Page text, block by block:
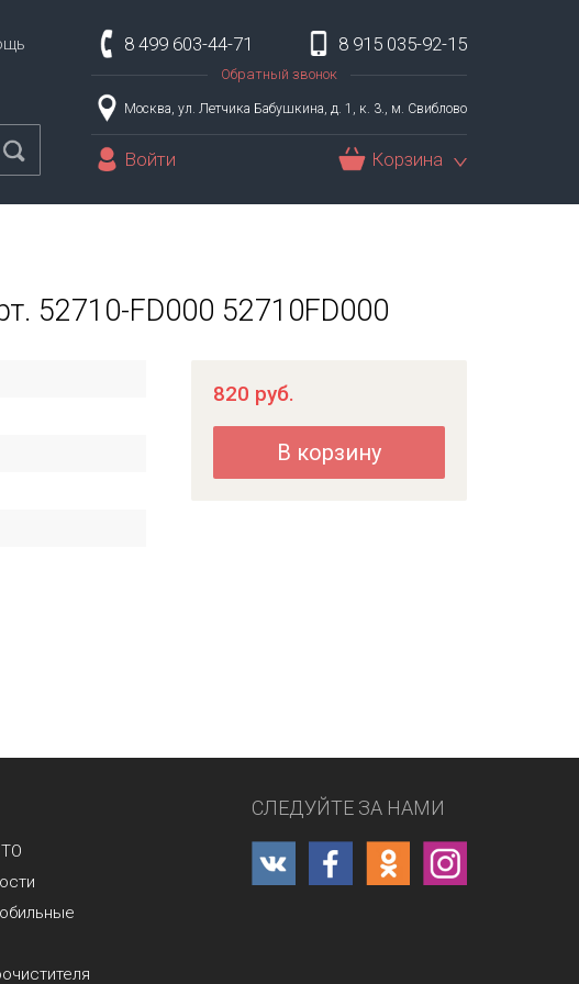
8 499 603-44-71 8 915 035-92-15
Обратный звонок
Москва, ул. Летчика Бабушкина, д. 1, к. 3., м. Свиблово
Войти Корзина
52710-FD000 52710FD000
820 руб.
В корзину
СЛЕДУЙТЕ ЗА НАМИ